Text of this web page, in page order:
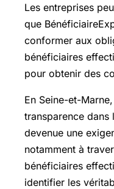
Les entreprises
que
conformer aux
bénéficiaires
pour obtenir des
En Seine-et-Marne
transparence dans
devenue une
notamment à
bénéficiaires
identifier les